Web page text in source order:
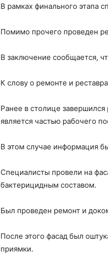
В рамках финального этапа
Помимо прочего проведен
В заключение сообщается,
К слову о ремонте и
Ранее в столице
является частью рабочего
В этом случае информация
Специалисты провели на
бактерицидным составом.
Был проведен ремонт и
После этого фасад был
приямки.